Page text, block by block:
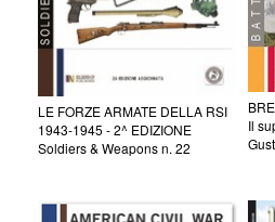
LE FORZE ARMATE DELLA RSI
1943-1945 - 2^ EDIZIONE
Soldiers & Weapons n. 22
Il